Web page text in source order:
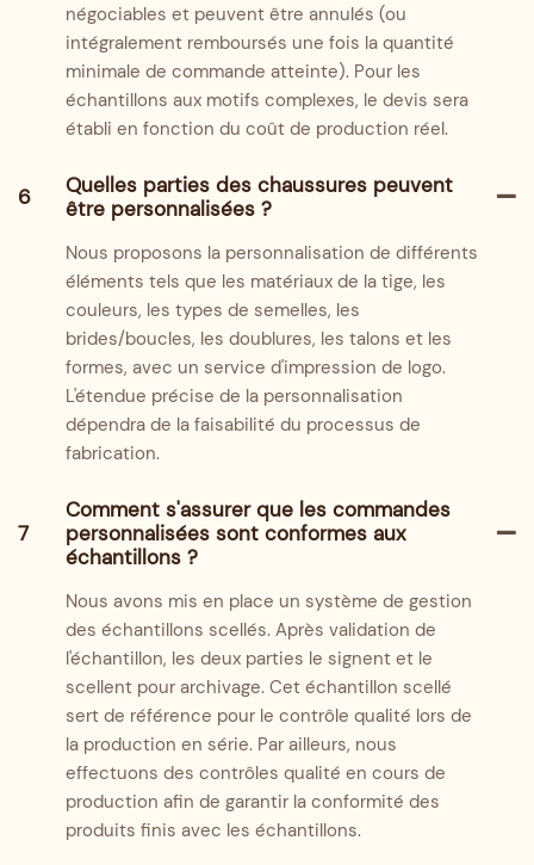
négociables et peuvent être annulés (ou
intégralement remboursés une fois la quantité
minimale de commande atteinte). Pour les
échantillons aux motifs complexes, le devis sera
établi en fonction du coût de production réel.
6
Quelles parties des chaussures peuvent
être personnalisées ?
Nous proposons la personnalisation de différents
éléments tels que les matériaux de la tige, les
couleurs, les types de semelles, les
brides/boucles, les doublures, les talons et les
formes, avec un service d'impression de logo.
L'étendue précise de la personnalisation
dépendra de la faisabilité du processus de
fabrication.
7
Comment s'assurer que les commandes
personnalisées sont conformes aux
échantillons ?
Nous avons mis en place un système de gestion
des échantillons scellés. Après validation de
l'échantillon, les deux parties le signent et le
scellent pour archivage. Cet échantillon scellé
sert de référence pour le contrôle qualité lors de
la production en série. Par ailleurs, nous
effectuons des contrôles qualité en cours de
production afin de garantir la conformité des
produits finis avec les échantillons.